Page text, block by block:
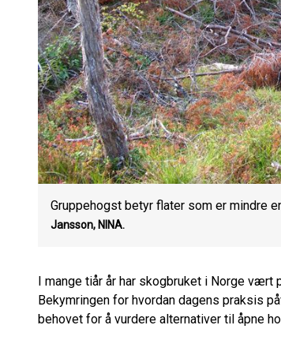
Gruppehogst betyr flater som er mindre
Jansson, NINA.
I mange tiår år har skogbruket i Norge vært
Bekymringen for hvordan dagens praksis
behovet for å vurdere alternativer til åpne